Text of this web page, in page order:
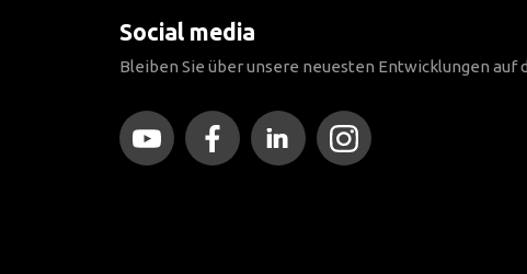
Social media
Bleiben Sie über unsere neuesten Entwicklungen auf